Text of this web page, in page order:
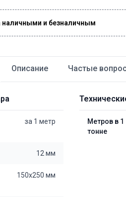
наличными и безналичным
Описание Частые
за 1 метр
12 мм
150x250 мм
Метров в 1
тонне